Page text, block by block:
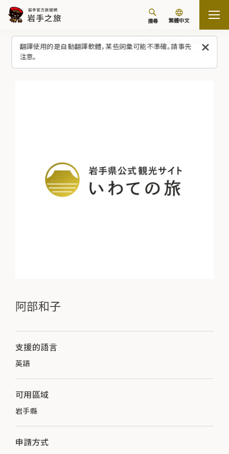
翻譯使用的是自動翻譯軟體，某些詞彙可能不準確。請事先
注意。
搜尋 繁體中文
阿部和子
支援的語言
英語
可用區域
岩手縣
申請方式